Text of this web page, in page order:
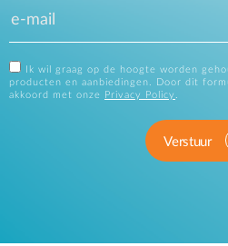
Ik wil graag op de hoogte worden
producten en aanbiedingen. Door dit
akkoord met onze
Privacy Policy .
Verstuur